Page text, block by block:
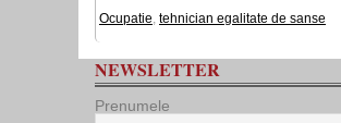
Ocupatie, tehnician egalitate de sanse
NEWSLETTER
Prenumele